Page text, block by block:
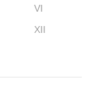
VI
XII